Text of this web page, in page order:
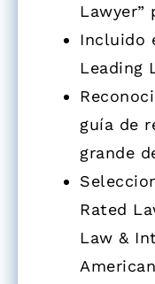
Lawyer”
Incluido
Leading
guía de
grande
Rated
Law &